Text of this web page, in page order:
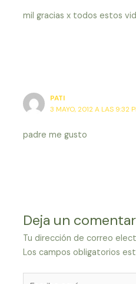
mil gracias x todos estos
PATI
3 MAYO, 2012 A LAS 9:32
padre me gusto
Deja un
Tu dirección de correo
Los campos obligatorios